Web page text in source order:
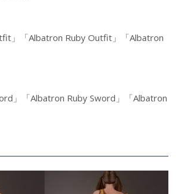
」「Albatron Ruby Outfit」「Albatron
」「Albatron Ruby Sword」「Albatron